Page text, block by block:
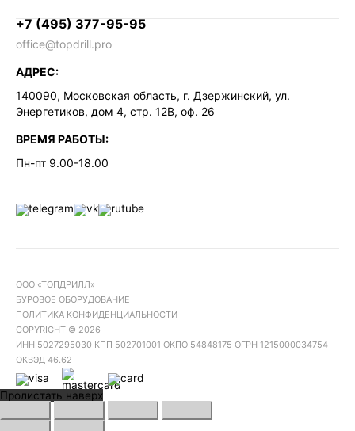
+7 (495) 377-95-95
office@topdrill.pro
АДРЕС:
140090, Московская область, г. Дзержинский, ул.
Энергетиков, дом 4, стр. 12В, оф. 26
ВРЕМЯ РАБОТЫ:
Пн-пт 9.00-18.00
ООО «ТОПДРИЛЛ»
БУРОВОЕ ОБОРУДОВАНИЕ
ПОЛИТИКА КОНФИДЕНЦИАЛЬНОСТИ
COPYRIGHT © 2026
ИНН 5027295030 КПП 502701001 ОКПО 54848175 ОГРН 1215000034754
ОКВЭД 46.62
Пролистать наверх